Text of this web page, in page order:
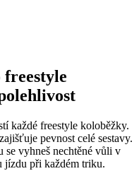
každé freestyle koloběžky.
pevnost celé sestavy.
vyhneš nechtěné vůli v
jízdu při každém triku.